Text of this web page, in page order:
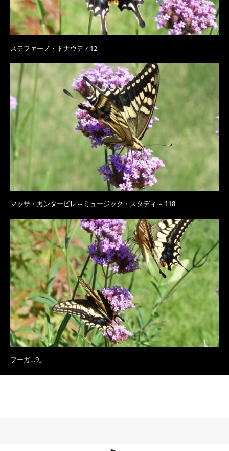
ステファーノ・ドナウディ12
マッサ・カンタービレ～ミュージック・スタディ～ 118
フーガ…9。